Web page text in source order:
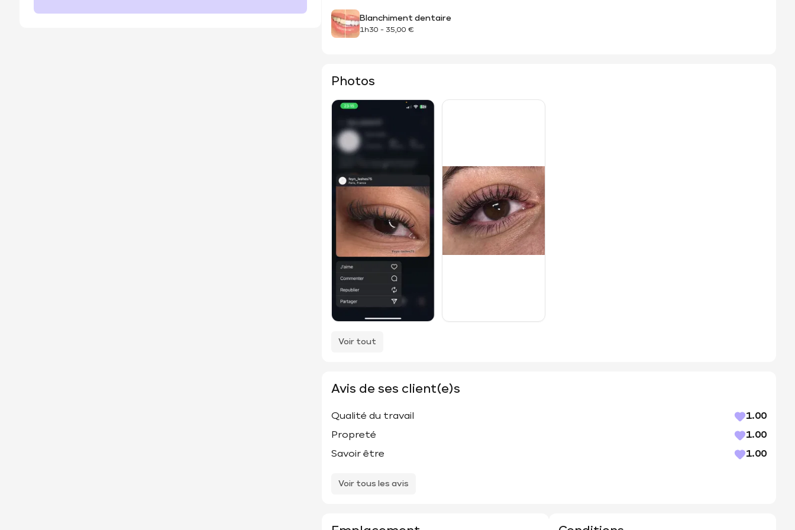
Blanchiment dentaire
1h30 - 35,00 €
Photos
Voir tout
Avis de ses client(e)s
Qualité du travail
1.00
Propreté
1.00
Savoir être
1.00
Voir tous les avis